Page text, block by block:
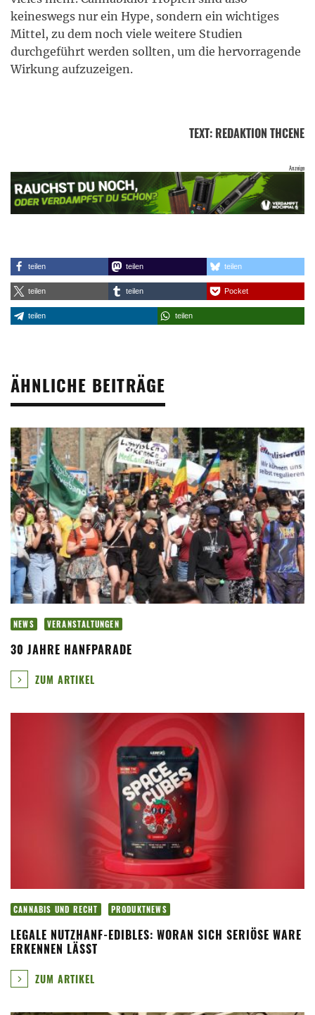
keineswegs nur ein Hype, sondern ein wichtiges
Mittel, zu dem noch viele weitere Studien
durchgeführt werden sollten, um die hervorragende
Wirkung aufzuzeigen.
TEXT: REDAKTION THCENE
teilen teilen teilen
teilen teilen Pocket
teilen teilen
ÄHNLICHE BEITRÄGE
NEWS VERANSTALTUNGEN
30 JAHRE HANFPARADE
ZUM ARTIKEL
CANNABIS UND RECHT PRODUKTNEWS
LEGALE NUTZHANF-EDIBLES: WORAN SICH SERIÖSE WARE
ERKENNEN LÄSST
ZUM ARTIKEL